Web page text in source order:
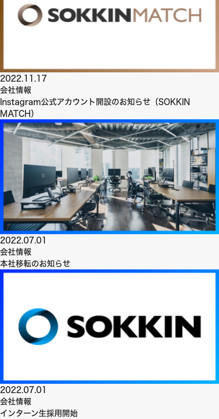
2022.11.17
会社情報
Instagram公式アカウント開設のお知らせ（SOKKIN
MATCH）
2022.07.01
会社情報
本社移転のお知らせ
2022.07.01
会社情報
インターン生採用開始